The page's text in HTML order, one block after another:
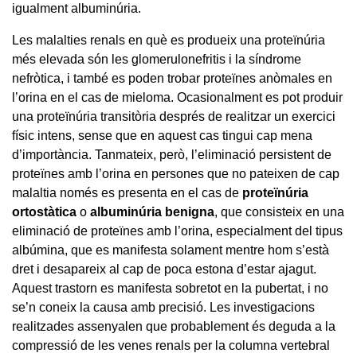
igualment albuminúria.
Les malalties renals en què es produeix una proteïnúria
més elevada són les glomerulonefritis i la síndrome
nefròtica, i també es poden trobar proteïnes anòmales en
l’orina en el cas de mieloma. Ocasionalment es pot produir
una proteïnúria transitòria després de realitzar un exercici
físic intens, sense que en aquest cas tingui cap mena
d’importància. Tanmateix, però, l’eliminació persistent de
proteïnes amb l’orina en persones que no pateixen de cap
malaltia només es presenta en el cas de proteïnúria
ortostàtica o albuminúria benigna, que consisteix en una
eliminació de proteïnes amb l’orina, especialment del tipus
albúmina, que es manifesta solament mentre hom s’està
dret i desapareix al cap de poca estona d’estar ajagut.
Aquest trastorn es manifesta sobretot en la pubertat, i no
se’n coneix la causa amb precisió. Les investigacions
realitzades assenyalen que probablement és deguda a la
compressió de les venes renals per la columna vertebral